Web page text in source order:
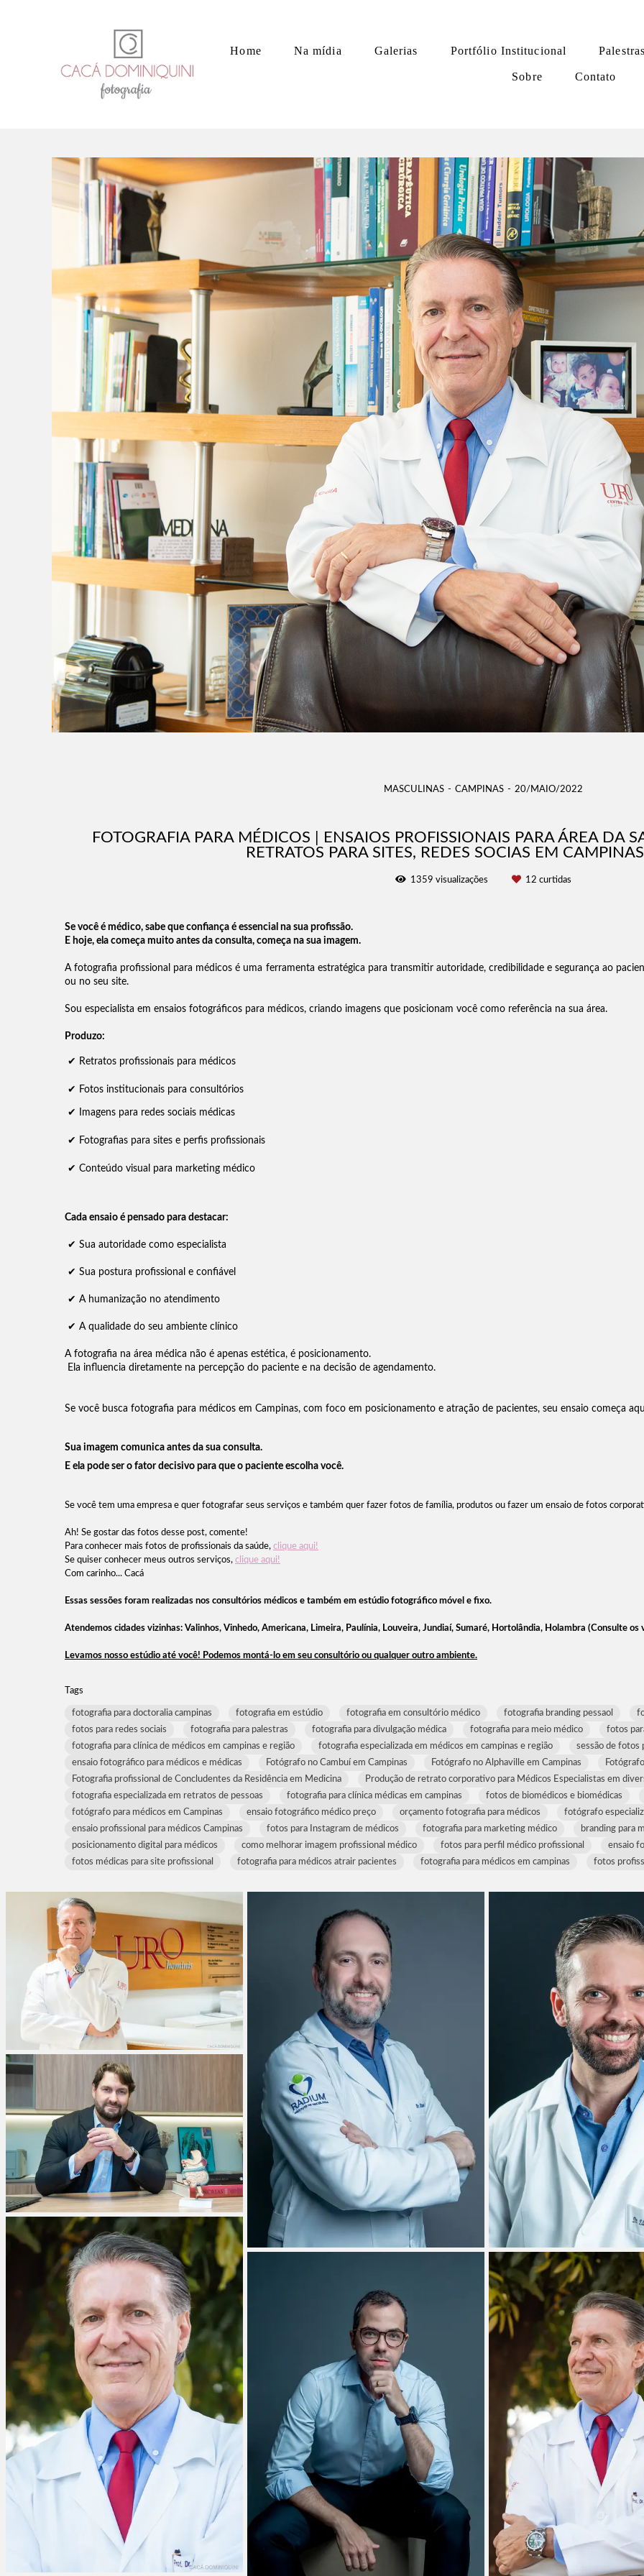
Home Na mídia Galerias Portfólio Institucional
Sobre Contato
MASCULINAS CAMPINAS 20/MAIO/2022
FOTOGRAFIA PARA MÉDICOS | ENSAIOS PROFISSIONAIS PARA ÁREA DA
RETRATOS PARA SITES, REDES SOCIAS EM
1359 visualizações 12 curtidas
Se você é médico, sabe que confiança é essencial na sua profissão.
E hoje, ela começa muito antes da consulta, começa na sua imagem.
A fotografia profissional para médicos é uma ferramenta estratégica para transmitir autoridade, credibilidade e segurança ao
ou no seu site.
Sou especialista em ensaios fotográficos para médicos, criando imagens que posicionam você como referência na sua área.
Produzo:
✔ Retratos profissionais para médicos
✔ Fotos institucionais para consultórios
✔ Imagens para redes sociais médicas
✔ Fotografias para sites e perfis profissionais
✔ Conteúdo visual para marketing médico
Cada ensaio é pensado para destacar:
✔ Sua autoridade como especialista
✔ Sua postura profissional e confiável
✔ A humanização no atendimento
✔ A qualidade do seu ambiente clínico
A fotografia na área médica não é apenas estética, é posicionamento.
Ela influencia diretamente na percepção do paciente e na decisão de agendamento.
Se você busca fotografia para médicos em Campinas, com foco em posicionamento e atração de pacientes, seu ensaio começa
Sua imagem comunica antes da sua consulta.
E ela pode ser o fator decisivo para que o paciente escolha você.
Se você tem uma empresa e quer fotografar seus serviços e também quer fazer fotos de família, produtos ou fazer um ensaio de fotos
Ah! Se gostar das fotos desse post, comente!
Para conhecer mais fotos de profissionais da saúde, clique aqui!
Se quiser conhecer meus outros serviços, clique aqui!
Com carinho... Cacá
Essas sessões foram realizadas nos consultórios médicos e também em estúdio fotográfico móvel e fixo.
Atendemos cidades vizinhas: Valinhos, Vinhedo, Americana, Limeira, Paulínia, Louveira, Jundiaí, Sumaré, Hortolândia, Holambra (Consulte os
Levamos nosso estúdio até você! Podemos montá-lo em seu consultório ou qualquer outro ambiente.
Tags
fotografia para doctoralia campinas fotografia em estúdio fotografia em consultório médico fotografia branding pessaol
fotos para redes sociais
fotografia para palestras fotografia para divulgação médica fotografia para meio médico
fotos
fotografia para clínica de médicos em campinas e região
fotografia especializada em médicos em campinas e região
sessão de fotos
ensaio fotográfico para médicos e médicas
Fotógrafo no Cambuí em Campinas Fotógrafo no Alphaville em Campinas
Fotografia profissional de Concludentes da Residência em Medicina
Produção de retrato corporativo para Médicos Especialistas em
fotografia especializada em retratos de pessoas
fotografia para clínica médicas em campinas fotos de biomédicos e biomédicas
fotógrafo para médicos em Campinas
ensaio fotográfico médico preço orçamento fotografia para médicos
fotógrafo
ensaio profissional para médicos Campinas
fotos para Instagram de médicos fotografia para marketing médico branding para
posicionamento digital para médicos
como melhorar imagem profissional médico fotos para perfil médico profissional
ensaio
fotos médicas para site profissional
fotografia para médicos atrair pacientes fotografia para médicos em campinas fotos